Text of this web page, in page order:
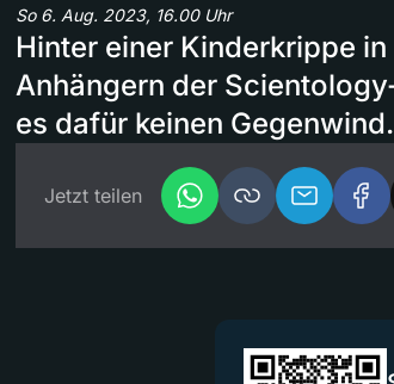
So 6. Aug. 2023, 16.00 Uhr
Hinter einer Kinderkrippe
Anhängern der
es dafür keinen Gegenwind.
Jetzt teilen